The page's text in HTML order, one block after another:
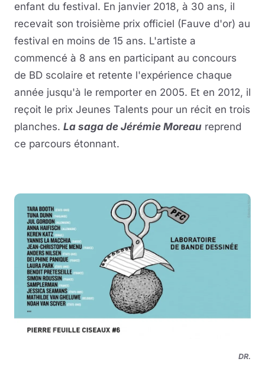
enfant du festival. En janvier 2018, à 30 ans, il
recevait son troisième prix officiel (Fauve d'or) au
festival en moins de 15 ans. L'artiste a
commencé à 8 ans en participant au concours
de BD scolaire et retente l'expérience chaque
année jusqu'à le remporter en 2005. Et en 2012, il
reçoit le prix Jeunes Talents pour un récit en trois
planches. La saga de Jérémie Moreau reprend
ce parcours étonnant.
DR.